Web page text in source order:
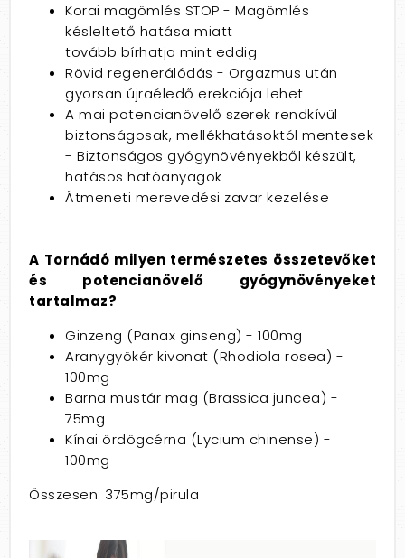
Korai magömlés STOP - Magömlés
késleltető hatása miatt
tovább bírhatja mint eddig
Rövid regenerálódás - Orgazmus után
gyorsan újraéledő erekciója lehet
A mai potencianövelő szerek rendkívül
biztonságosak, mellékhatásoktól mentesek
- Biztonságos gyógynövényekből készült,
hatásos hatóanyagok
Átmeneti merevedési zavar kezelése
A Tornádó milyen természetes összetevőket
és potencianövelő gyógynövényeket
tartalmaz?
Ginzeng (Panax ginseng) - 100mg
Aranygyökér kivonat (Rhodiola rosea) -
100mg
Barna mustár mag (Brassica juncea) -
75mg
Kínai ördögcérna (Lycium chinense) -
100mg
Összesen: 375mg/pirula